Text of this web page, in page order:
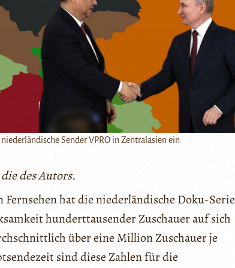
Sender VPRO in Zentralasien ein
des Autors.
hat die niederländische Doku-Serie
hunderttausender Zuschauer auf sich
über eine Million Zuschauer je
sind diese Zahlen für die